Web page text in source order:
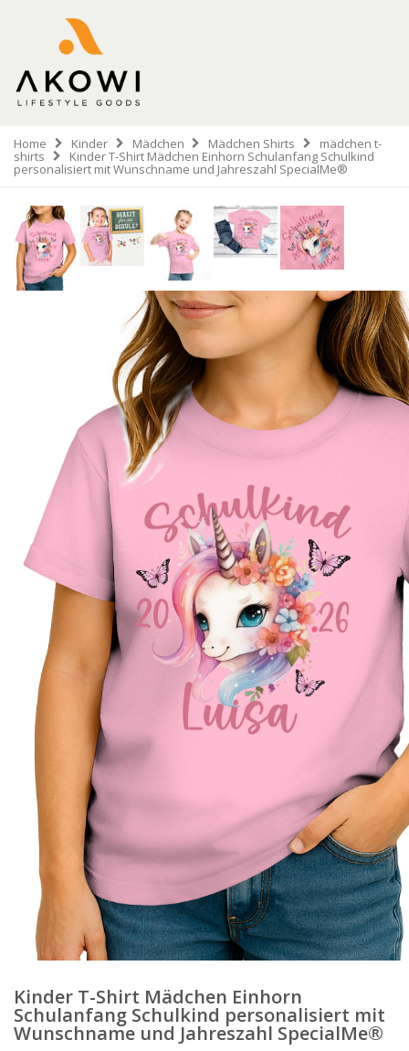
Home Kinder Mädchen Mädchen Shirts mädchen t-
shirts Kinder T-Shirt Mädchen Einhorn Schulanfang Schulkind
personalisiert mit Wunschname und Jahreszahl SpecialMe®
Kinder T-Shirt Mädchen Einhorn
Schulanfang Schulkind personalisiert mit
Wunschname und Jahreszahl SpecialMe®